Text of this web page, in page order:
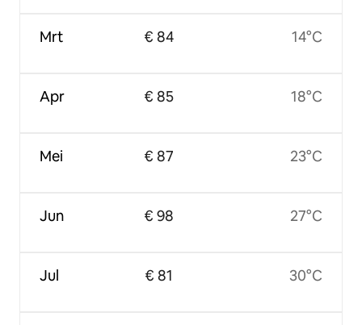
Mrt
Apr
Mei
Jun
Jul
€ 84
€ 85
€ 87
€ 98
€ 81
14°C
18°C
23°C
27°C
30°C